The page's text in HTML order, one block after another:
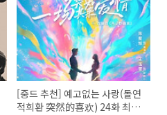
[중드 추천] 예고없는 사랑(돌연
적희환 突然的喜欢) 24화 최종